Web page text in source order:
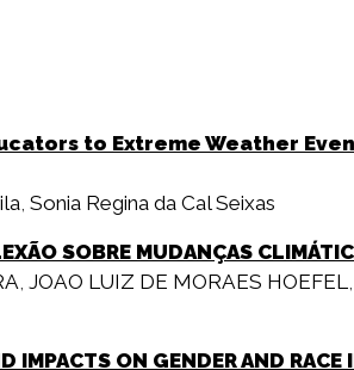
to Extreme Weather
, Sonia Regina da Cal Seixas
SOBRE MUDANÇAS
, JOAO LUIZ DE MORAES HOEFEL,
IMPACTS ON GENDER AND